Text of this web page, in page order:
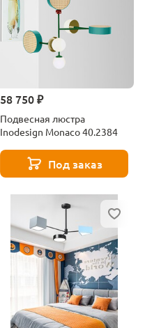
58 750 ₽
Подвесная люстра
Inodesign Monaco 40.2384
Под заказ